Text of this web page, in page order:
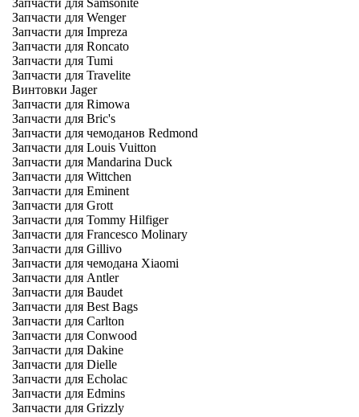
Запчасти для Samsonite
Запчасти для Wenger
Запчасти для Impreza
Запчасти для Roncato
Запчасти для Tumi
Запчасти для Travelite
Винтовки Jager
Запчасти для Rimowa
Запчасти для Bric's
Запчасти для чемоданов Redmond
Запчасти для Louis Vuitton
Запчасти для Mandarina Duck
Запчасти для Wittchen
Запчасти для Eminent
Запчасти для Grott
Запчасти для Tommy Hilfiger
Запчасти для Francesco Molinary
Запчасти для Gillivo
Запчасти для чемодана Xiaomi
Запчасти для Antler
Запчасти для Baudet
Запчасти для Best Bags
Запчасти для Carlton
Запчасти для Conwood
Запчасти для Dakine
Запчасти для Dielle
Запчасти для Echolac
Запчасти для Edmins
Запчасти для Grizzly